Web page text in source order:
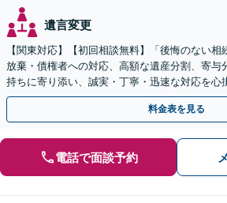
遺言変更
【関東対応】【初回相談無料】「後悔のない
放棄・債権者への対応、高額な遺産分割、寄与
持ちに寄り添い、誠実・丁寧・迅速な対応を心
業とも連携し円滑な相続を目指します【夜間相
料金表を見る
電話で面談予約